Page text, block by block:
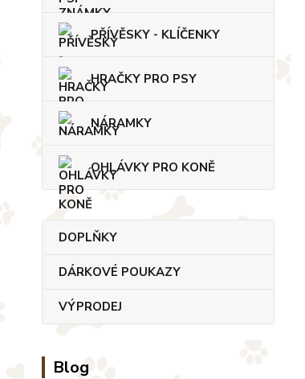
PŘÍVĚSKY - KLÍČENKY
HRAČKY PRO PSY
NÁRAMKY
OHLÁVKY PRO KONĚ
DOPLŇKY
DÁRKOVÉ POUKAZY
VÝPRODEJ
Blog